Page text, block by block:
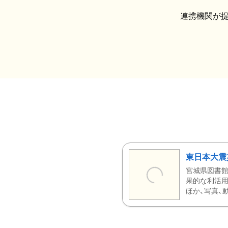
連携機関が
東日本大
宮城県図書
果的な利活
ほか、写真、